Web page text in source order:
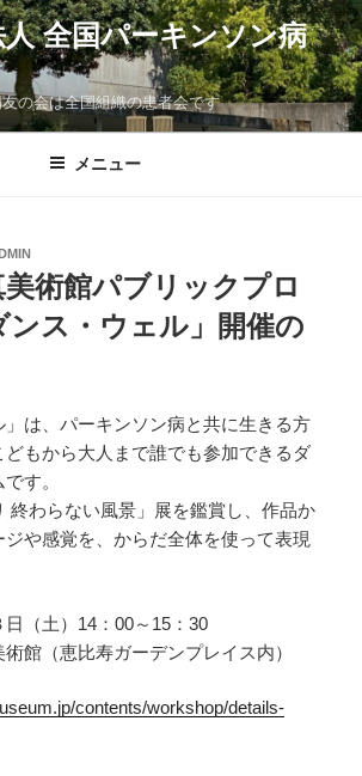
全国パーキンソン病
の会は全国組織の患者会です
メニュー
術館パブリックプロ
ンス・ウェル」開催の
」は、パーキンソン病と共に生きる方
どもから大人まで誰でも参加できるダ
す。
終わらない風景」展を鑑賞し、作品か
ジや感覚を、からだ全体を使って表現
（土）14：00～15：30
館（恵比寿ガーデンプレイス内）
contents/workshop/details-